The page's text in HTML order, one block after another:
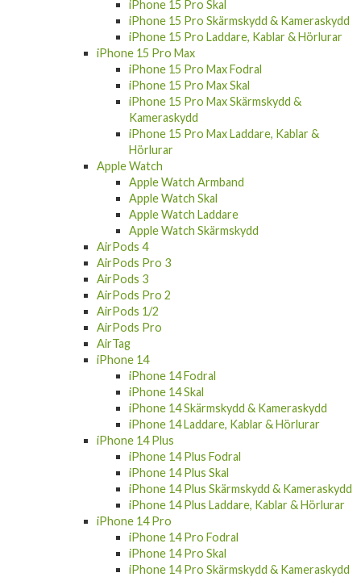
iPhone 15 Pro Skal
iPhone 15 Pro Skärmskydd & Kameraskydd
iPhone 15 Pro Laddare, Kablar & Hörlurar
iPhone 15 Pro Max
iPhone 15 Pro Max Fodral
iPhone 15 Pro Max Skal
iPhone 15 Pro Max Skärmskydd &
Kameraskydd
iPhone 15 Pro Max Laddare, Kablar &
Hörlurar
Apple Watch
Apple Watch Armband
Apple Watch Skal
Apple Watch Laddare
Apple Watch Skärmskydd
AirPods 4
AirPods Pro 3
AirPods 3
AirPods Pro 2
AirPods 1/2
AirPods Pro
AirTag
iPhone 14
iPhone 14 Fodral
iPhone 14 Skal
iPhone 14 Skärmskydd & Kameraskydd
iPhone 14 Laddare, Kablar & Hörlurar
iPhone 14 Plus
iPhone 14 Plus Fodral
iPhone 14 Plus Skal
iPhone 14 Plus Skärmskydd & Kameraskydd
iPhone 14 Plus Laddare, Kablar & Hörlurar
iPhone 14 Pro
iPhone 14 Pro Fodral
iPhone 14 Pro Skal
iPhone 14 Pro Skärmskydd & Kameraskydd